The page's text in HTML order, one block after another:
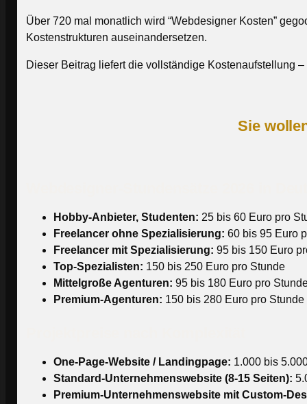
Über 720 mal monatlich wird “Webdesigner Kosten”
Kostenstrukturen auseinandersetzen.
Dieser Beitrag liefert die vollständige Kostenaufstellung
Sie
Hobby-Anbieter, Studenten: 25 bis 60 Euro pro
Freelancer ohne Spezialisierung: 60 bis 95 Euro
Freelancer mit Spezialisierung: 95 bis 150 Euro
Top-Spezialisten: 150 bis 250 Euro pro Stunde
Mittelgroße Agenturen: 95 bis 180 Euro pro
Premium-Agenturen: 150 bis 280 Euro pro Stunde
One-Page-Website / Landingpage: 1.000 bis
Standard-Unternehmenswebsite (8-15 Seiten):
Premium-Unternehmenswebsite mit Custom-